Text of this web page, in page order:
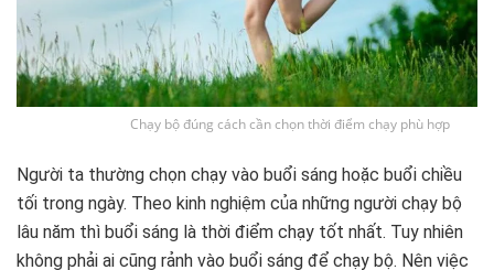
Chạy bộ đúng cách cần chọn thời điểm chạy phù hợp
Người ta thường chọn chạy vào buổi sáng hoặc buổi chiều
tối trong ngày. Theo kinh nghiệm của những người chạy bộ
lâu năm thì buổi sáng là thời điểm chạy tốt nhất. Tuy nhiên
không phải ai cũng rảnh vào buổi sáng để chạy bộ. Nên việc